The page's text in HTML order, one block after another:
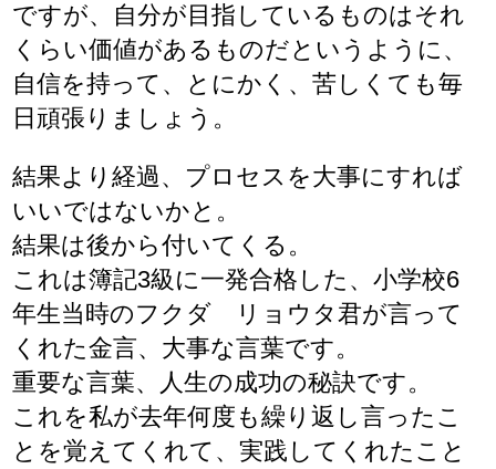
ですが、自分が目指しているものはそれ
くらい価値があるものだというように、
自信を持って、とにかく、苦しくても毎
日頑張りましょう。
結果より経過、プロセスを大事にすれば
いいではないかと。
結果は後から付いてくる。
これは簿記3級に一発合格した、小学校6
年生当時のフクダ リョウタ君が言って
くれた金言、大事な言葉です。
重要な言葉、人生の成功の秘訣です。
これを私が去年何度も繰り返し言ったこ
とを覚えてくれて、実践してくれたこと